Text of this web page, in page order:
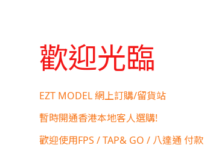
歡迎光臨
EZT MODEL 網上訂購/留貨站
暫時開通香港本地客人選購!
歡迎使用FPS / TAP& GO / 八達通 付款